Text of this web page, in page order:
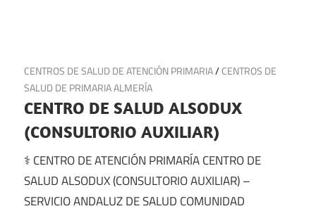
9 de junio de 2025
CENTROS DE SALUD DE ATENCIÓN PRIMARIA/CENTROS DE
SALUD DE PRIMARIA ALMERÍA
CENTRO DE SALUD ALSODUX
(CONSULTORIO AUXILIAR)
⚕️ CENTRO DE ATENCIÓN PRIMARÍA CENTRO DE
SALUD ALSODUX (CONSULTORIO AUXILIAR) –
SERVICIO ANDALUZ DE SALUD COMUNIDAD